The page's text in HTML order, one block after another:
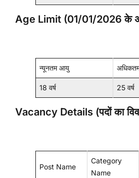
Age Limit (01/01/2026 के
न्यूनतम आयु
18 वर्ष 25 वर्ष
Vacancy Details (पदों का
Post Name
Category
Name